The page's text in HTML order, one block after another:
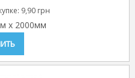
9,90 грн
x 2000мм